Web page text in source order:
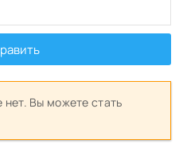
Вы можете стать